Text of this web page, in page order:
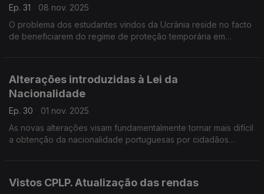
Ep. 31
08 nov. 2025
O problema dos estudantes vindos da Ucrânia reside no facto
de beneficiarem do regime de proteção temporária em
Alterações introduzidas à Lei da
Nacionalidade
Ep. 30
01 nov. 2025
As novas alterações visam fundamentalmente tornar mais difícil
a obtenção da nacionalidade portuguesas por cidadãos
Vistos CPLP. Atualização das rendas